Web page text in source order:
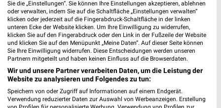
3,9 km 3,9 km
Sie die „Einstellungen“. Sie können Ihre Einstellungen akzeptieren, ablehnen
oder verwalten, indem Sie auf die Schaltfläche „Einstellungen verwalten“
klicken oder jederzeit auf die Fingerabdruck-Schaltfläche in der linken
unteren Ecke der Website klicken. Um Ihre Einwilligung zu widerrufen,
klicken Sie auf den Fingerabdruck oder den Link in der Fußzeile der Website
und klicken Sie auf den Menüpunkt „Meine Daten“. Auf dieser Seite können
Sie Ihre Einwilligung widerrufen. Diese Entscheidungen werden unseren
Partnern mitgeteilt und haben keinen Einfluss auf die Browserdaten.
Wir und unsere Partner verarbeiten Daten, um die Leistung der
Website zu analysieren und Folgendes zu tun:
Speichern von oder Zugriff auf Informationen auf einem Endgerät.
Verwendung reduzierter Daten zur Auswahl von Werbeanzeigen. Erstellung